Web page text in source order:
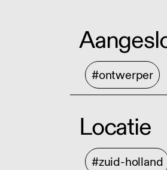
#ontwerper
Locatie
#zuid-holland